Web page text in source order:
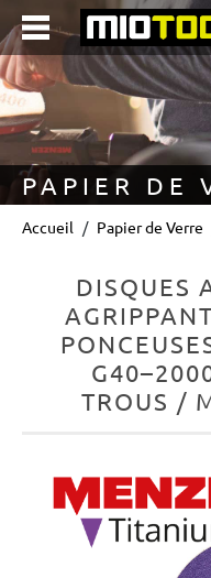
principal
PAPIER DE
Accueil Papier de Verre
DISQUES
TROUS /
Ignorer la galerie